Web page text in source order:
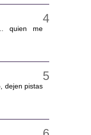
quien me
dejen pistas